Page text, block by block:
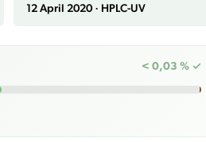
12 April 2020 · HPLC-UV
< 0,03 % ✓